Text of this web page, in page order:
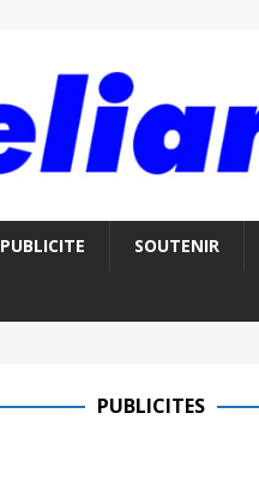
PUBLICITE SOUTENIR
PUBLICITES